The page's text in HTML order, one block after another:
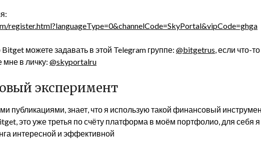
register.html?languageType=0&channelCode=SkyPortal&vipCode=ghga
можете задавать в этой Telegram группе: @bitgetrus, если что-
мне в личку: @skyportalru
эксперимент
публикациями, знает, что я использую такой финансовый
это уже третья по счёту платформа в моём портфолио, для себя
интересной и эффективной